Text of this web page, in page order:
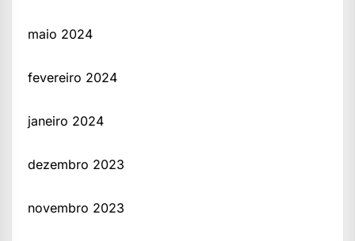
maio 2024
fevereiro 2024
janeiro 2024
dezembro 2023
novembro 2023